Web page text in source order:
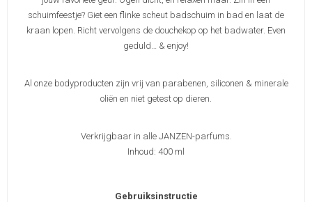
schuimfeestje? Giet een flinke scheut badschuim in bad en laat de
kraan lopen. Richt vervolgens de douchekop op het badwater. Even
geduld… & enjoy!
Al onze bodyproducten zijn vrij van parabenen, siliconen & minerale
oliën en niet getest op dieren.
Verkrijgbaar in alle JANZEN-parfums.
Inhoud: 400 ml
Gebruiksinstructie